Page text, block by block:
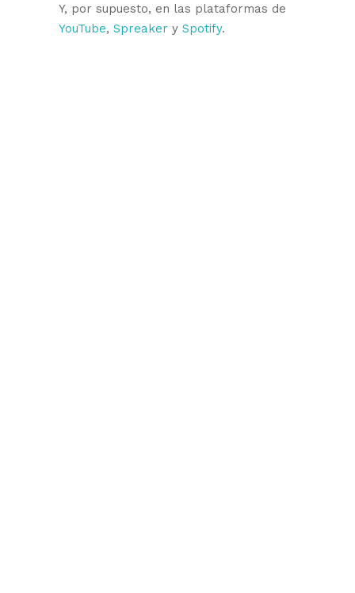
Y, por supuesto, en las plataformas de
YouTube, Spreaker y Spotify.